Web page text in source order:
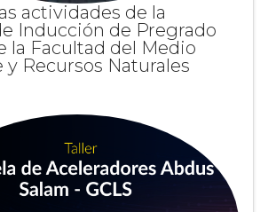
actividades de la
Inducción de Pregrado
la Facultad del Medio
Recursos Naturales